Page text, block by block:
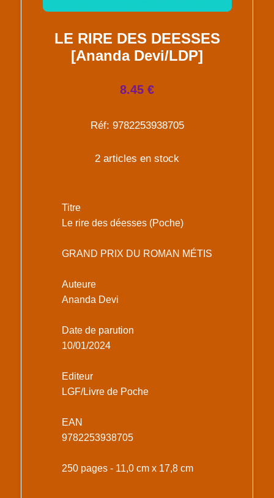
LE RIRE DES DEESSES
[Ananda Devi/LDP]
8.45 €
Réf: 9782253938705
2 articles en stock
Titre
Le rire des déesses (Poche)
GRAND PRIX DU ROMAN MÉTIS
Auteure
Ananda Devi
Date de parution
10/01/2024
Editeur
LGF/Livre de Poche
EAN
9782253938705
250 pages - 11,0 cm x 17,8 cm